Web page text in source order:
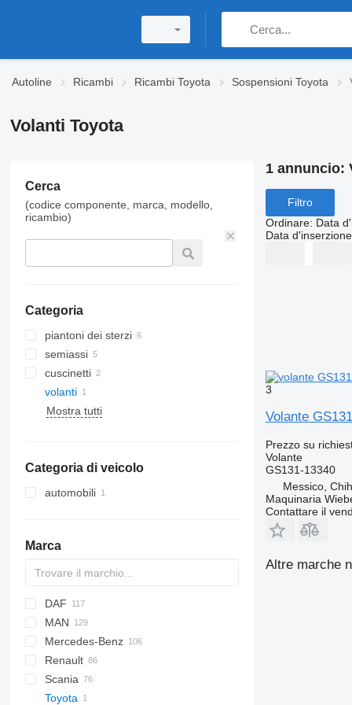
Autoline Ricambi Ricambi Toyota Sospensioni Toyota
Volanti Toyota
Cerca
(codice componente, marca, modello,
ricambio)
Categoria
piantoni dei sterzi
semiassi
cuscinetti
volanti
Mostra tutti
Categoria di veicolo
automobili
Marca
A-series
M-Series
X-Series
C-series
Jumper
DAF
CF
LF
XD
XF
XG
2000
F-MAX
Focus
Transit
Crossway
Daily
EuroCargo
Eurotech
Mago
Axer
Citelis
Crossway
Daily
Domino
XF
Carnival
LTM
MAN
A-series
F90
L2000
Lion's series
Mercedes-Benz
A-Class
Actros
Antos
Canter
FB
Cityliner
Jetliner
Skyliner
Atleon
Cabstar
NT
Partner
Porter
911
Renault
D-series
Kerax
Scania
P-series
Alpino
Rexton
Toyota
1 annuncio:
Filtro
Ordinare: Data
Data d'inserzione
3
Volante
Prezzo su
Volante
GS131-13340
Messico,
Maquinaria
Contattare il
Altre marche